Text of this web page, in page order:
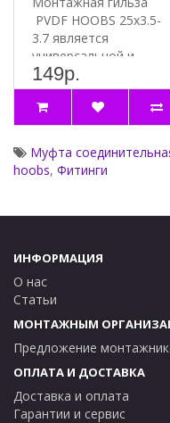
PVDF HOOBS 25x3.5-
3.7 является
универсальной и
подходит для
соединений труб и..
149р.
Муфта
hoobs, Фитинги
ИНФОРМАЦИЯ
О нас
Статьи
МОНТАЖНЫМ
Предложение
ОПЛАТА И ДОСТАВКА
Доставка и оплата
Гарантии и сервис